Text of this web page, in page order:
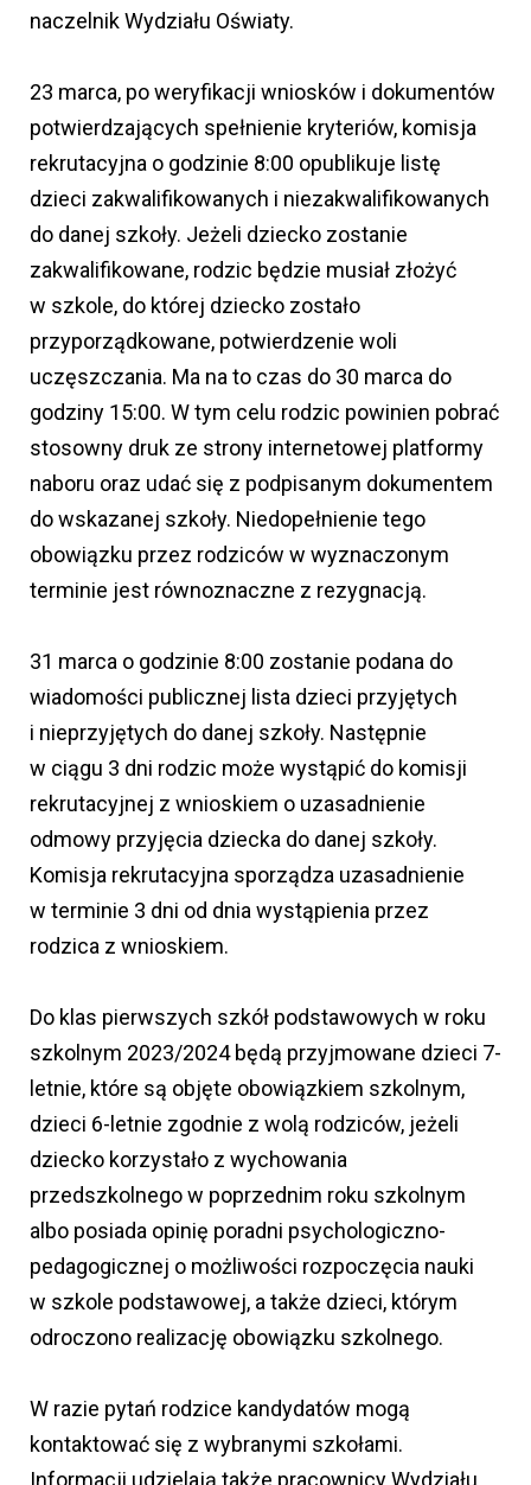
naczelnik Wydziału Oświaty.
23 marca, po weryfikacji wniosków i dokumentów
potwierdzających spełnienie kryteriów, komisja
rekrutacyjna o godzinie 8:00 opublikuje listę
dzieci zakwalifikowanych i niezakwalifikowanych
do danej szkoły. Jeżeli dziecko zostanie
zakwalifikowane, rodzic będzie musiał złożyć
w szkole, do której dziecko zostało
przyporządkowane, potwierdzenie woli
uczęszczania. Ma na to czas do 30 marca do
godziny 15:00. W tym celu rodzic powinien pobrać
stosowny druk ze strony internetowej platformy
naboru oraz udać się z podpisanym dokumentem
do wskazanej szkoły. Niedopełnienie tego
obowiązku przez rodziców w wyznaczonym
terminie jest równoznaczne z rezygnacją.
31 marca o godzinie 8:00 zostanie podana do
wiadomości publicznej lista dzieci przyjętych
i nieprzyjętych do danej szkoły. Następnie
w ciągu 3 dni rodzic może wystąpić do komisji
rekrutacyjnej z wnioskiem o uzasadnienie
odmowy przyjęcia dziecka do danej szkoły.
Komisja rekrutacyjna sporządza uzasadnienie
w terminie 3 dni od dnia wystąpienia przez
rodzica z wnioskiem.
Do klas pierwszych szkół podstawowych w roku
szkolnym 2023/2024 będą przyjmowane dzieci 7-
letnie, które są objęte obowiązkiem szkolnym,
dzieci 6-letnie zgodnie z wolą rodziców, jeżeli
dziecko korzystało z wychowania
przedszkolnego w poprzednim roku szkolnym
albo posiada opinię poradni psychologiczno-
pedagogicznej o możliwości rozpoczęcia nauki
w szkole podstawowej, a także dzieci, którym
odroczono realizację obowiązku szkolnego.
W razie pytań rodzice kandydatów mogą
kontaktować się z wybranymi szkołami.